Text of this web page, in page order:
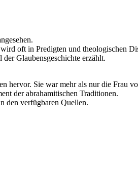
oft in Predigten und theologischen
Glaubensgeschichte erzählt.
Sie war mehr als nur die Frau
der abrahamitischen Traditionen.
den verfügbaren Quellen.